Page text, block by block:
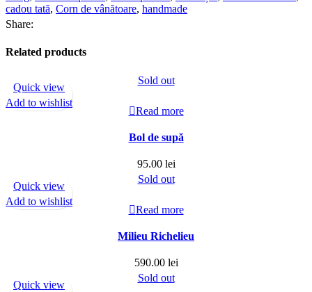
cadou tată, Corn de vânătoare, handmade
Share:
Related products
Sold out
Quick view
Add to wishlist
Read more
Bol de supă
95.00 lei
Sold out
Quick view
Add to wishlist
Read more
Milieu Richelieu
590.00 lei
Sold out
Quick view